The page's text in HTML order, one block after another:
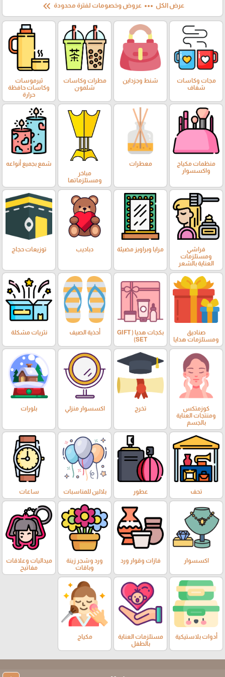
عرض الكل more_horiz عروض وخصومات لفترة محدودة keyboard_double_arrow_left
مجات وكاسات
شفاف
شنط وجزداين
مطرات وكاسات
شلمون
ثيرموسات
وكاسات حافظة
حرارة
منظمات مكياج
واكسسوار
معطرات
مباخر
ومستلزماتها
شمع بجميع أنواعه
فراشي
ومستلزمات
العناية بالشعر
مرايا وبراويز مضيئة دباديب توزيعات حجاج
صناديق
ومستلزمات هدايا
بكجات هديا ( GIFT
SET)
أحذية الصيف نثريات مشكلة
كوزمتكس
ومنتجات العناية
بالجسم
تخرج اكسسوار منزلي بلورات
تحف عطور بلالين للمناسبات ساعات
اكسسوار فازات وقوار ورد
ورد وشجر زينة
وباقات
ميداليات وعلاقات
مفاتيح
أدوات بلاستيكية
مستلزمات العناية
بالطفل
مكياج